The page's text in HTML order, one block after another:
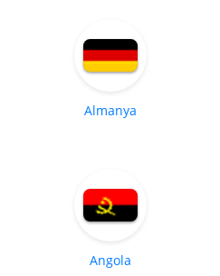
Almanya
Angola